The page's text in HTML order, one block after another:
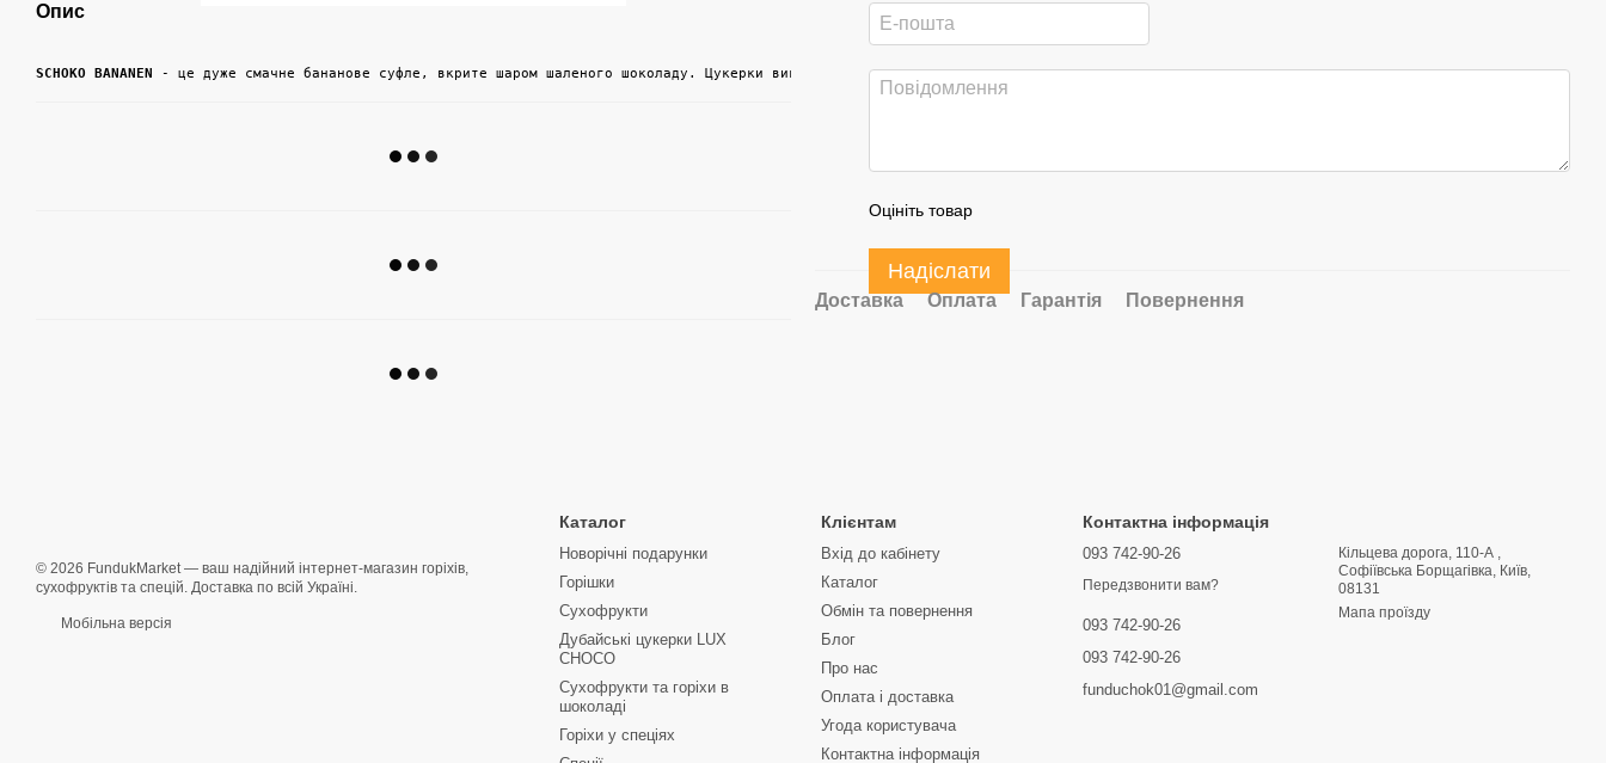
Опис
SCHOKO BANANEN - це дуже смачне бананове суфле, вкрите шаром шаленого шоколаду. Цукерки виконані в оригінальній формі банана, ними можна прикрасити морозиво або десерт, вони ніжні,
Оцініть товар
Надіслати
Доставка Оплата Гарантія Повернення
© 2026 FundukMarket — ваш надійний інтернет-магазин горіхів,
сухофруктів та спецій. Доставка по всій Україні.
Мобільна версія
Каталог
Новорічні подарунки
Горішки
Сухофрукти
Дубайські цукерки LUX
CHOCO
Сухофрукти та горіхи в
шоколаді
Горіхи у спеціях
Клієнтам
Вхід до кабінету
Каталог
Обмін та повернення
Блог
Про нас
Оплата і доставка
Угода користувача
Контактна інформація
Контактна інформація
093 742-90-26
Передзвонити вам?
093 742-90-26
093 742-90-26
funduchok01@gmail.com
Кільцева дорога, 110-А ,
Софіївська Борщагівка, Київ,
08131
Мапа проїзду